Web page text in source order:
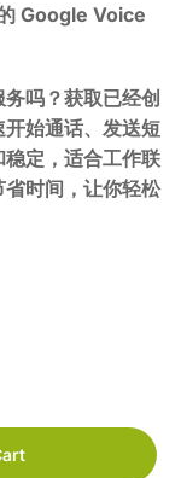
Google Voice
吗？获取已经创
始通话、发送短
定，适合工作联
时间，让你轻松